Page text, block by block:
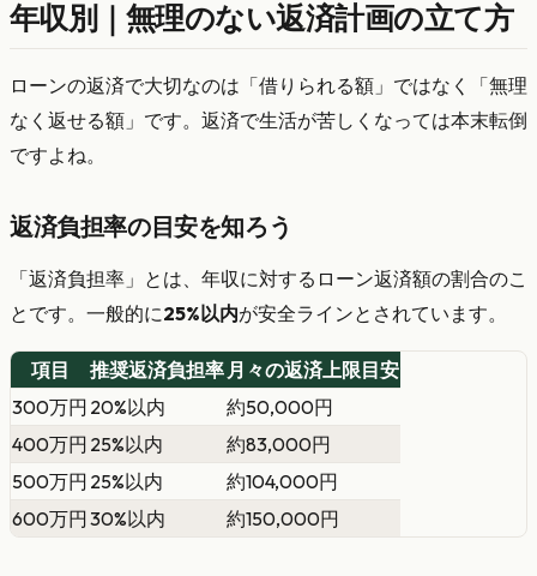
年収別｜無理のない返済計画の立て方
ローンの返済で大切なのは「借りられる額」ではなく「無理
なく返せる額」です。返済で生活が苦しくなっては本末転倒
ですよね。
返済負担率の目安を知ろう
「返済負担率」とは、年収に対するローン返済額の割合のこ
とです。一般的に25%以内が安全ラインとされています。
項目 推奨返済負担率 月々の返済上限目安
300万円 20%以内
約50,000円
400万円 25%以内
約83,000円
500万円 25%以内
約104,000円
600万円30%以内 約150,000円